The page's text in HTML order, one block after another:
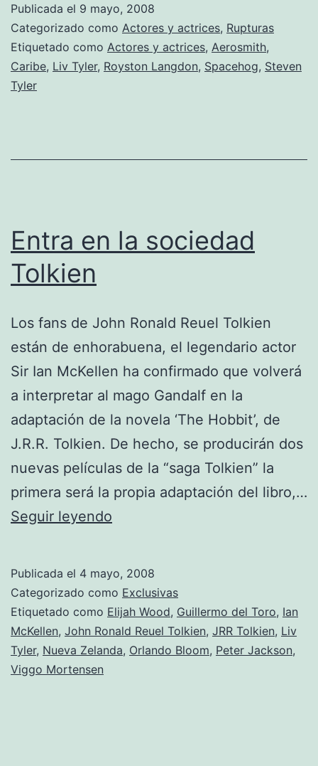
separa
Publicada el 9 mayo, 2008
Categorizado como Actores y actrices, Rupturas
Etiquetado como Actores y actrices, Aerosmith,
Caribe, Liv Tyler, Royston Langdon, Spacehog, Steven
Tyler
Entra en la sociedad
Tolkien
Los fans de John Ronald Reuel Tolkien
están de enhorabuena, el legendario actor
Sir Ian McKellen ha confirmado que volverá
a interpretar al mago Gandalf en la
adaptación de la novela ‘The Hobbit’, de
J.R.R. Tolkien. De hecho, se producirán dos
nuevas películas de la “saga Tolkien” la
primera será la propia adaptación del libro,…
Seguir leyendo
sociedad
Tolkien
Publicada el 4 mayo, 2008
Categorizado como Exclusivas
Etiquetado como Elijah Wood, Guillermo del Toro, Ian
McKellen, John Ronald Reuel Tolkien, JRR Tolkien, Liv
Tyler, Nueva Zelanda, Orlando Bloom, Peter Jackson,
Viggo Mortensen